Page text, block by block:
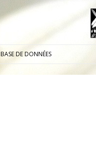
BASE DE DONNÉES